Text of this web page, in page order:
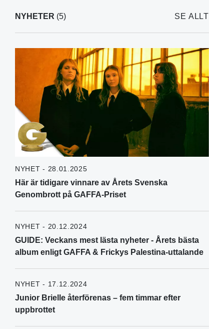
NYHETER (5) SE ALLT
NYHET - 28.01.2025
Här är tidigare vinnare av Årets Svenska
Genombrott på GAFFA-Priset
NYHET - 20.12.2024
GUIDE: Veckans mest lästa nyheter - Årets bästa
album enligt GAFFA & Frickys Palestina-uttalande
NYHET - 17.12.2024
Junior Brielle återförenas – fem timmar efter
uppbrottet